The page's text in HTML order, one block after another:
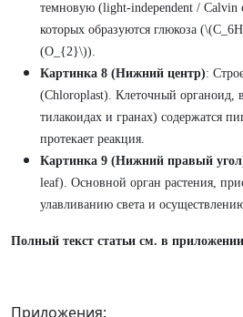
темновую (light-independent / Calvin
которых образуются глюкоза
(O_{2}\)).
Картинка 8 (Нижний центр):
(Chloroplast). Клеточный органоид,
тилакоидах и гранах) содержатся
протекает реакция.
Картинка 9 (Нижний правый
leaf). Основной орган растения,
улавливанию света и
Полный текст статьи см. в
Приложения: